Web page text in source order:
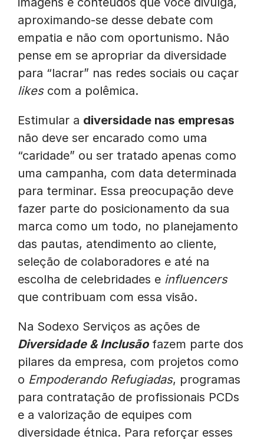
aproximando-se desse debate com
empatia e não com oportunismo. Não
pense em se apropriar da diversidade
para “lacrar” nas redes sociais ou caçar
likescom a polêmica.
Estimular a diversidade nas empresas
não deve ser encarado como uma
“caridade” ou ser tratado apenas como
uma campanha, com data determinada
para terminar. Essa preocupação deve
fazer parte do posicionamento da sua
marca como um todo, no planejamento
das pautas, atendimento ao cliente,
seleção de colaboradores e até na
escolha de celebridades e influencers
que contribuam com essa visão.
Na Sodexo Serviços as ações de
Diversidade & Inclusãofazem parte dos
pilares da empresa, com projetos como
o Empoderando Refugiadas, programas
para contratação de profissionais PCDs
e a valorização de equipes com
diversidade étnica. Para reforçar esses